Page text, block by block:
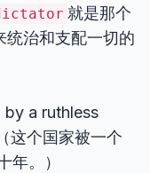
就是那个
统治和支配一切的
a ruthless
这个国家被一个
年。）